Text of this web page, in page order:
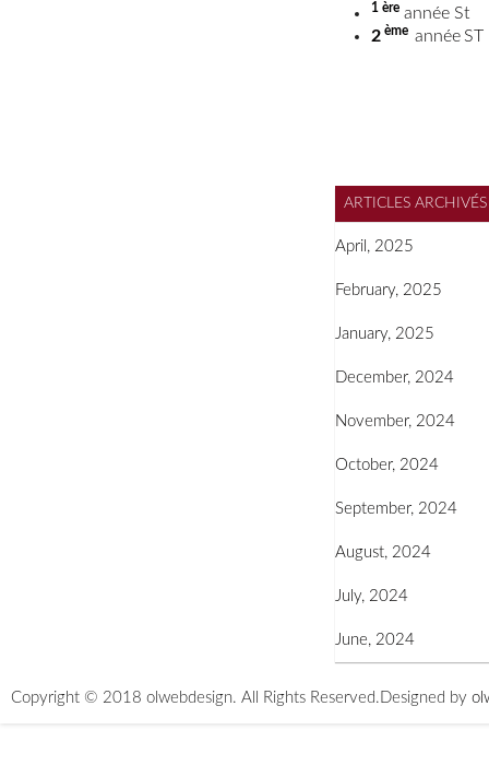
1 ère année St
2 ème annéeST
ARTICLES ARCHIVÉS
April, 2025
February, 2025
January, 2025
December, 2024
November, 2024
October, 2024
September, 2024
August, 2024
July, 2024
June, 2024
Copyright © 2018 olwebdesign. All Rights Reserved. Designed by